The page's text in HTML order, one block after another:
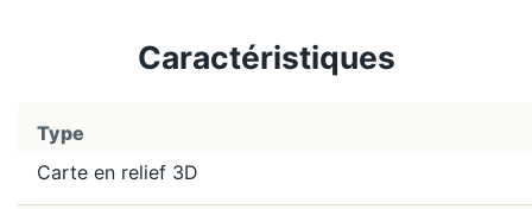
Caractéristiques
Type
Carte en relief 3D